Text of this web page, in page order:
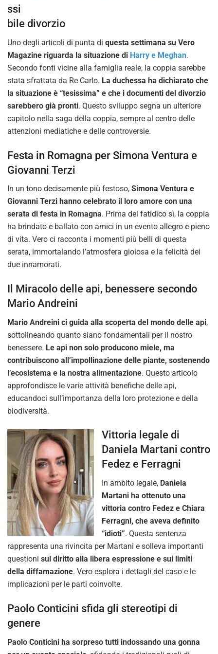
ssi
bile divorzio
Uno degli articoli di punta di questa settimana su Vero
Magazine riguarda la situazione di Harry e Meghan.
Secondo fonti vicine alla famiglia reale, la coppia sarebbe
stata sfrattata da Re Carlo. La duchessa ha dichiarato che
la situazione è “tesissima” e che i documenti del divorzio
sarebbero già pronti. Questo sviluppo segna un ulteriore
capitolo nella saga della coppia, sempre al centro delle
attenzioni mediatiche e delle controversie.
Festa in Romagna per Simona Ventura e
Giovanni Terzi
In un tono decisamente più festoso, Simona Ventura e
Giovanni Terzi hanno celebrato il loro amore con una
serata di festa in Romagna. Prima del fatidico sì, la coppia
ha brindato e ballato con amici in un evento allegro e pieno
di vita. Vero ci racconta i momenti più belli di questa
serata, immortalando l’atmosfera gioiosa e la felicità dei
due innamorati.
Il Miracolo delle api, benessere secondo
Mario Andreini
Mario Andreini ci guida alla scoperta del mondo delle api,
sottolineando quanto siano fondamentali per il nostro
benessere. Le api non solo producono miele, ma
contribuiscono all’impollinazione delle piante, sostenendo
l’ecosistema e la nostra alimentazione. Questo articolo
approfondisce le varie attività benefiche delle api,
educandoci sull’importanza della loro protezione e della
biodiversità.
Vittoria legale di
Daniela Martani contro
Fedez e Ferragni
In ambito legale, Daniela
Martani ha ottenuto una
vittoria contro Fedez e Chiara
Ferragni, che aveva definito
“idioti”. Questa sentenza
rappresenta una rivincita per Martani e solleva importanti
questioni sul diritto alla libera espressione e sui limiti
della diffamazione. Vero esplora i dettagli del caso e le
implicazioni per le parti coinvolte.
Paolo Conticini sfida gli stereotipi di
genere
Paolo Conticini ha sorpreso tutti indossando una gonna